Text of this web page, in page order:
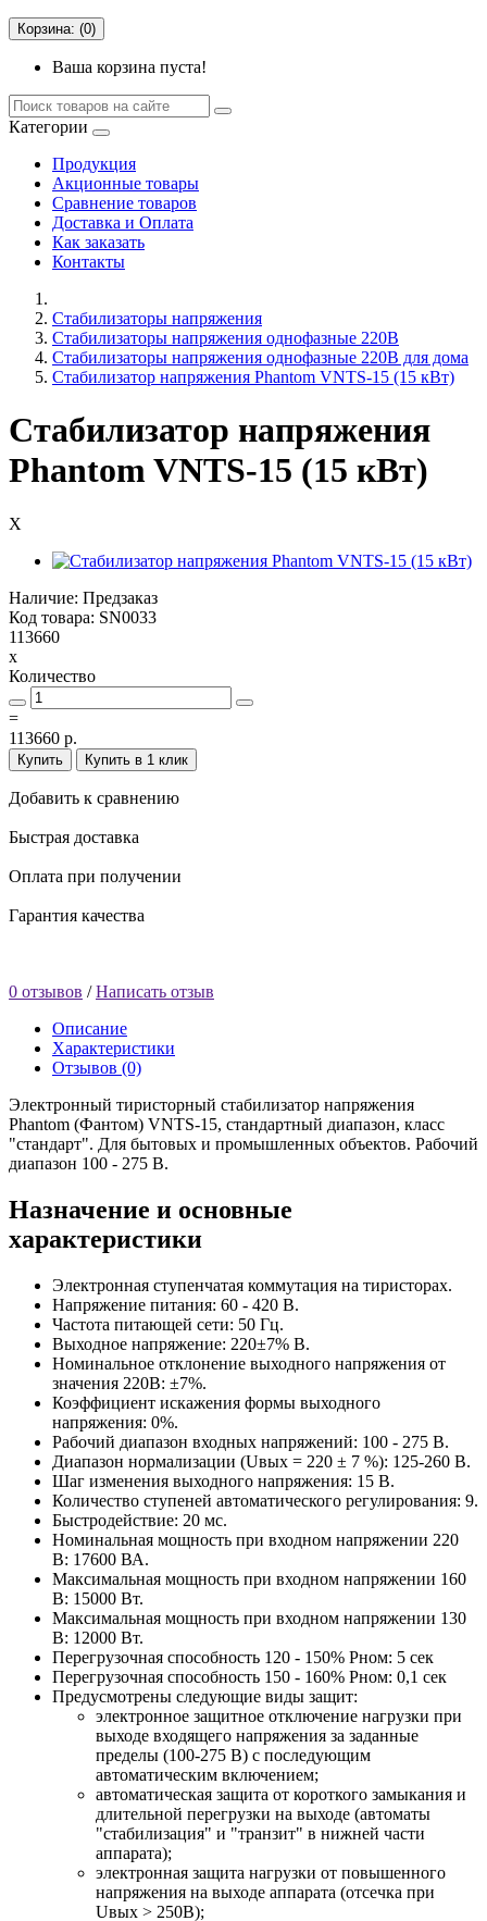
Корзина: (0)
Ваша корзина пуста!
Категории
Продукция
Акционные товары
Сравнение товаров
Доставка и Оплата
Как заказать
Контакты
Стабилизаторы напряжения
Cтабилизаторы напряжения однофазные 220В
Стабилизаторы напряжения однофазные 220В для дома
Стабилизатор напряжения Phantom VNTS-15 (15 кВт)
Стабилизатор напряжения
Phantom VNTS-15 (15 кВт)
X
Наличие: Предзаказ
Код товара: SN0033
113660
x
Количество
=
113660 р.
Купить Купить в 1 клик
Добавить к сравнению
Быстрая доставка
Оплата при получении
Гарантия качества
0 отзывов /Написать отзыв
Описание
Характеристики
Отзывов (0)
Электронный тиристорный стабилизатор напряжения
Phantom (Фантом) VNTS-15, стандартный диапазон, класс
"стандарт". Для бытовых и промышленных объектов. Рабочий
диапазон 100 - 275 В.
Назначение и основные
характеристики
Электронная ступенчатая коммутация на тиристорах.
Напряжение питания: 60 - 420 В.
Частота питающей сети: 50 Гц.
Выходное напряжение: 220±7% В.
Номинальное отклонение выходного напряжения от
значения 220В: ±7%.
Коэффициент искажения формы выходного
напряжения: 0%.
Рабочий диапазон входных напряжений: 100 - 275 В.
Диапазон нормализации (Uвых = 220 ± 7 %): 125-260 В.
Шаг изменения выходного напряжения: 15 В.
Количество ступеней автоматического регулирования: 9.
Быстродействие: 20 мс.
Номинальная мощность при входном напряжении 220
В: 17600 ВА.
Максимальная мощность при входном напряжении 160
В: 15000 Вт.
Максимальная мощность при входном напряжении 130
В: 12000 Вт.
Перегрузочная способность 120 - 150% Pном: 5 сек
Перегрузочная способность 150 - 160% Pном: 0,1 сек
Предусмотрены следующие виды защит:
электронное защитное отключение нагрузки при
выходе входящего напряжения за заданные
пределы (100-275 В) с последующим
автоматическим включением;
автоматическая защита от короткого замыкания и
длительной перегрузки на выходе (автоматы
"стабилизация" и "транзит" в нижней части
аппарата);
электронная защита нагрузки от повышенного
напряжения на выходе аппарата (отсечка при
Uвых > 250В);